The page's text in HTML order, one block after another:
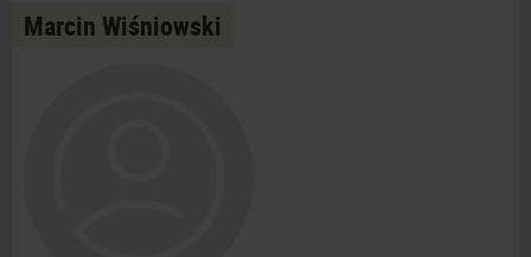
Marcin Wiśniowski